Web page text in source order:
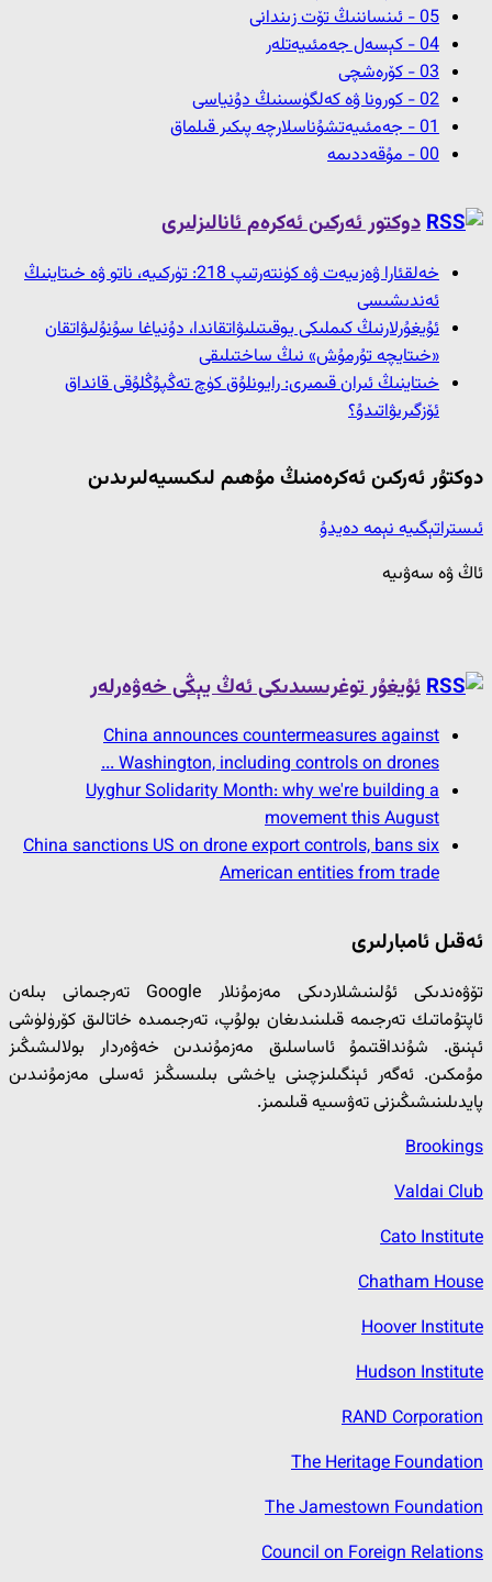
05 - ئىنساننىڭ تۆت زىندانى
04 - كېسەل جەمئىيەتلەر
03 - كۆرەشچى
02 - كورونا ۋە كەلگۈسىنىڭ دۇنياسى
01 - جەمئىيەتشۇناسلارچە پىكىر قىلماق
00 - مۇقەددىمە
دوكتور ئەركىن ئەكرەم ئانالىزلىرى
خەلقئارا ۋەزىيەت ۋە كۈنتەرتىپ 218: تۈركىيە، ناتو ۋە خىتاينىڭ
ئەندىشىسى
ئۇيغۇرلارنىڭ كىملىكى يوقىتىلىۋاتقاندا، دۇنياغا سۇنۇلىۋاتقان
«خىتايچە تۇرمۇش» نىڭ ساختىلىقى
خىتاينىڭ ئىران قىمىرى: رايونلۇق كۈچ تەڭپۇڭلۇقى قانداق
ئۆزگىرىۋاتىدۇ؟
دوكتۇر ئەركىن ئەكرەمنىڭ مۇھىم لىكىسيەلىرىدىن
ئىستراتېگىيە نېمە دەيدۇ
ئاڭ ۋە سەۋىيە
ئۇيغۇر توغرىسىدىكى ئەڭ يېڭى خەۋەرلەر
China announces countermeasures against
Washington, including controls on drones ...
Uyghur Solidarity Month: why we're building a
movement this August
China sanctions US on drone export controls, bans six
American entities from trade
ئەقىل ئامبارلىرى
تۆۋەندىكى ئۇلىنىشلاردىكى مەزمۇنلار Google تەرجىمانى بىلەن
ئاپتۇماتىك تەرجىمە قىلىنىدىغان بولۇپ، تەرجىمىدە خاتالىق كۆرۈلۈشى
ئېنىق. شۇنداقتىمۇ ئاساسلىق مەزمۇنىدىن خەۋەردار بولالىشىڭىز
مۇمكىن. ئەگەر ئېنگىلىزچىنى ياخشى بىلىسىڭىز ئەسلى مەزمۇنىدىن
پايدىلىنىشىڭىزنى تەۋسىيە قىلىمىز.
Brookings
Valdai Club
Cato Institute
Chatham House
Hoover Institute
Hudson Institute
RAND Corporation
The Heritage Foundation
The Jamestown Foundation
Council on Foreign Relations